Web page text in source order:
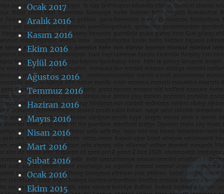
Ocak 2017
Aralık 2016
Kasım 2016
Ekim 2016
Eylül 2016
Ağustos 2016
Temmuz 2016
Haziran 2016
Mayıs 2016
Nisan 2016
Mart 2016
Şubat 2016
Ocak 2016
Ekim 2015